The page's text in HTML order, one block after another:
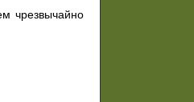
чрезвычайно